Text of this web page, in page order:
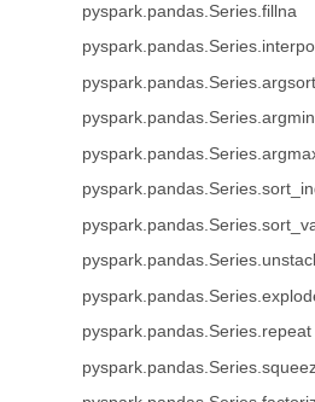
pyspark.pandas.Series.fillna
pyspark.pandas.Series.argsort
pyspark.pandas.Series.argmin
pyspark.pandas.Series.repeat